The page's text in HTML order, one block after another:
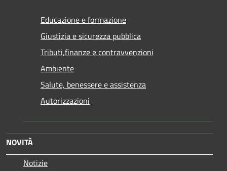
Educazione e formazione
Giustizia e sicurezza pubblica
Tributi,finanze e contravvenzioni
Ambiente
Salute, benessere e assistenza
Autorizzazioni
NOVITÀ
Notizie